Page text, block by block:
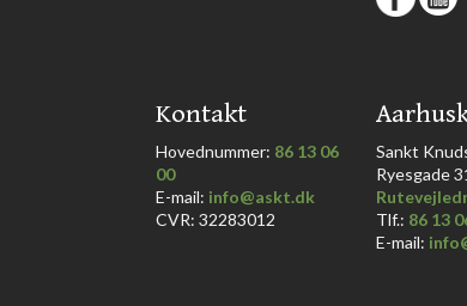
​Kontakt
Hovednummer: 86 13 06
00
​E-mail: info@askt.dk
CVR: 32283012
​Sankt
Ryesgade
​Tlf.: 86 13
E-mail: